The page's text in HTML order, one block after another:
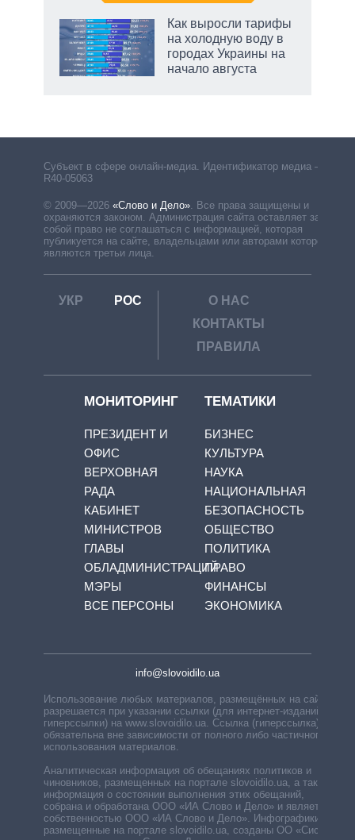
Как выросли тарифы
на холодную воду в
городах Украины на
начало августа
Субъект в сфере онлайн-медиа. Идентификатор медиа –
R40-05063
© 2009—2026 «Слово и Дело». Все права защищены и
охраняются законом. Администрация сайта оставляет за
собой право не соглашаться с информацией, которая
публикуется на сайте, владельцами или авторами которой
являются третьи лица.
УКР РОС
О НАС
КОНТАКТЫ
ПРАВИЛА
МОНИТОРИНГ
ПРЕЗИДЕНТ И
ОФИС
ВЕРХОВНАЯ
РАДА
КАБИНЕТ
МИНИСТРОВ
ГЛАВЫ
ОБЛАДМИНИСТРАЦИЙ
МЭРЫ
ВСЕ ПЕРСОНЫ
ТЕМАТИКИ
БИЗНЕС
КУЛЬТУРА
НАУКА
НАЦИОНАЛЬНАЯ
БЕЗОПАСНОСТЬ
ОБЩЕСТВО
ПОЛИТИКА
ПРАВО
ФИНАНСЫ
ЭКОНОМИКА
info@slovoidilo.ua
Использование любых материалов, размещённых на сайте,
разрешается при указании ссылки (для интернет-изданий —
гиперссылки) на www.slovoidilo.ua. Ссылка (гиперссылка)
обязательна вне зависимости от полного либо частичного
использования материалов.
Аналитическая информация об обещаниях политиков и
чиновников, размещенных на портале slovoidilo.ua, а также
информация о состоянии выполнения этих обещаний,
собрана и обработана ООО «ИА Слово и Дело» и является
собственностью ООО «ИА Слово и Дело». Инфографики,
размещенные на портале slovoidilo.ua, созданы ОО «Система